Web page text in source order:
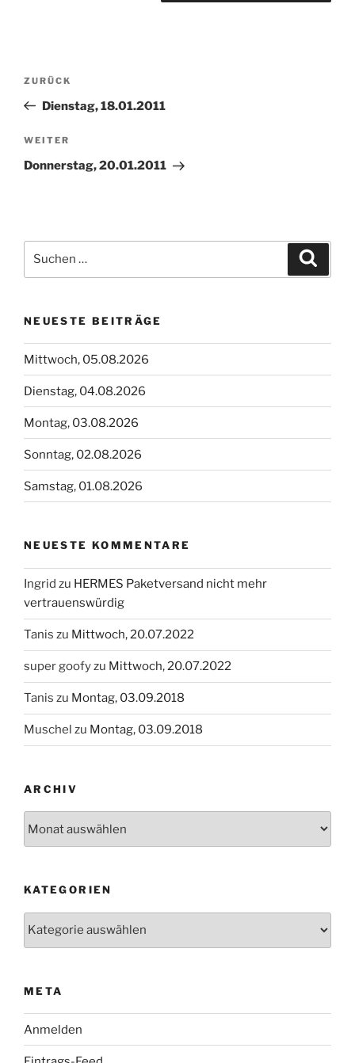
Beitragsnavigation
Vorheriger
Beitrag
ZURÜCK
Dienstag, 18.01.2011
Nächster
Beitrag
WEITER
Donnerstag, 20.01.2011
nach:
NEUESTE BEITRÄGE
Mittwoch, 05.08.2026
Dienstag, 04.08.2026
Montag, 03.08.2026
Sonntag, 02.08.2026
Samstag, 01.08.2026
NEUESTE KOMMENTARE
Ingrid zu HERMES Paketversand nicht mehr
vertrauenswürdig
Tanis zu Mittwoch, 20.07.2022
super goofyzu Mittwoch, 20.07.2022
Tanis zu Montag, 03.09.2018
Muschel zu Montag, 03.09.2018
ARCHIV
KATEGORIEN
META
Anmelden